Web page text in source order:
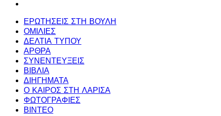
ΕΡΩΤΗΣΕΙΣ ΣΤΗ ΒΟΥΛΗ
ΟΜΙΛΙΕΣ
ΔΕΛΤΙΑ ΤΥΠΟΥ
ΑΡΘΡΑ
ΣΥΝΕΝΤΕΥΞΕΙΣ
ΒΙΒΛΙΑ
ΔΙΗΓΗΜΑΤΑ
Ο ΚΑΙΡΟΣ ΣΤΗ ΛΑΡΙΣΑ
ΦΩΤΟΓΡΑΦΙΕΣ
ΒΙΝΤΕΟ